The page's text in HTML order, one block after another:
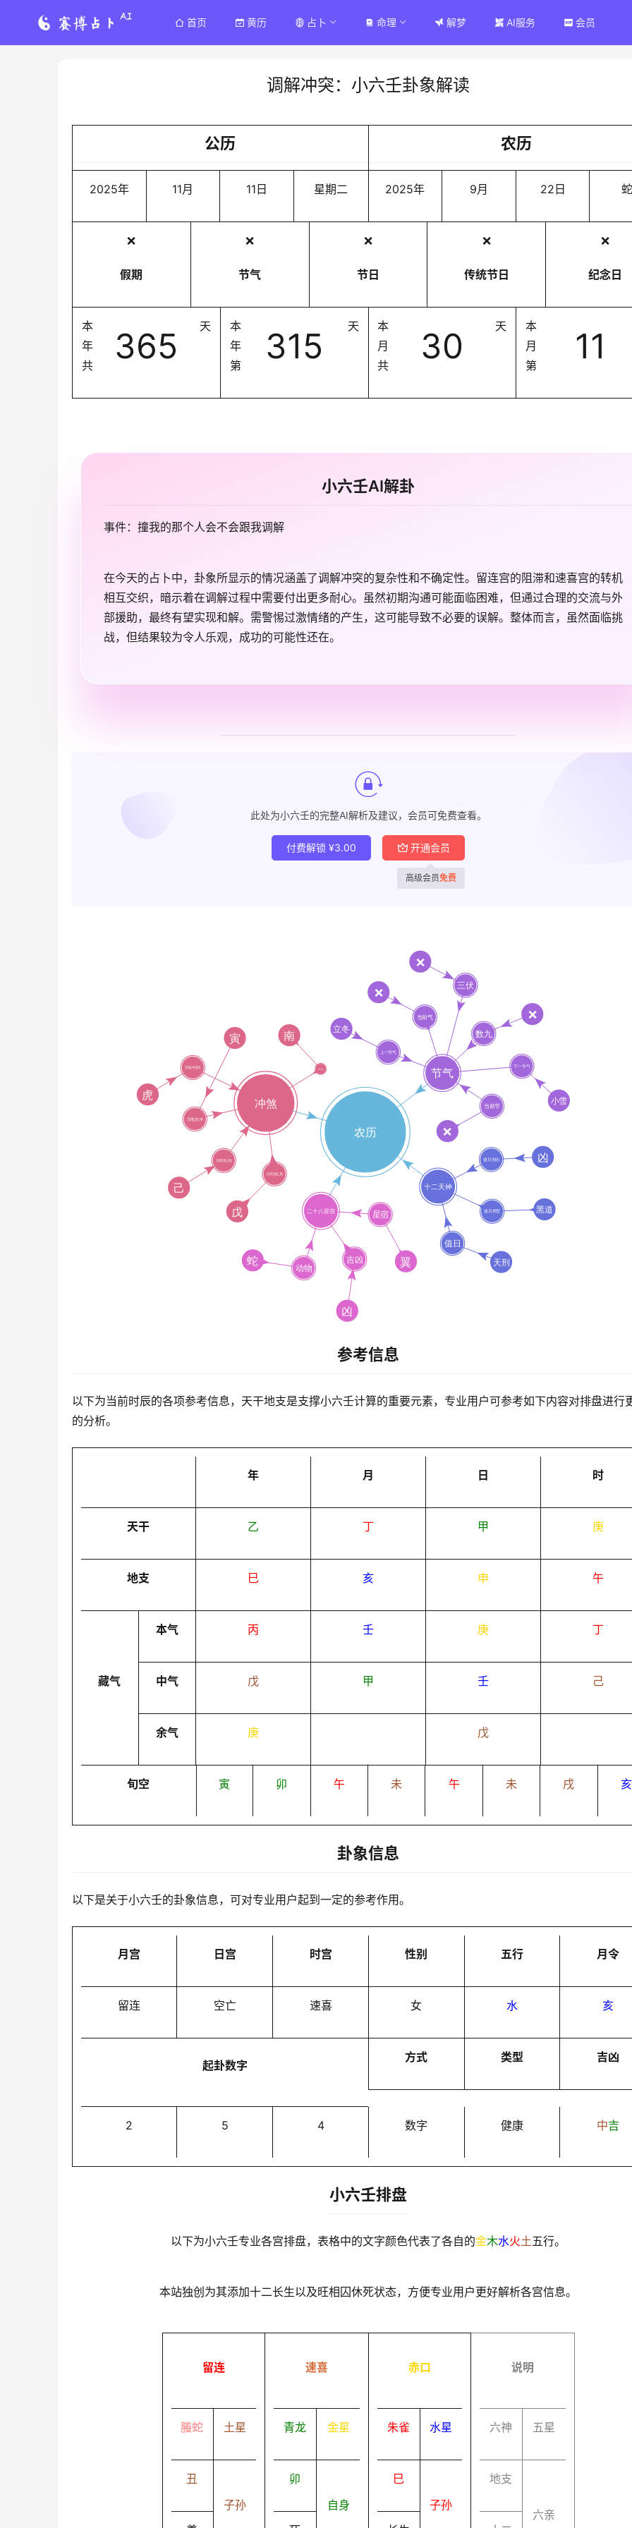
首页 黄历 占卜 命理 解梦 AI服务 会员
调解冲突：小六壬卦象解读
公历
2025年 11月 11日 星期二
农历
2025年 9月 22日 蛇
❌
假期
❌
节气
❌
节日
❌
传统节日
❌
纪念日
本
年
共
365 天
本
年
第
315 天
本
月
共
30 天
本
月
第
11
小六壬AI解卦
事件：撞我的那个人会不会跟我调解
在今天的占卜中，卦象所显示的情况涵盖了调解冲突的复杂性和不确定性。留连宫的阻滞和速喜宫的转机
相互交织，暗示着在调解过程中需要付出更多耐心。虽然初期沟通可能面临困难，但通过合理的交流与外
部援助，最终有望实现和解。需警惕过激情绪的产生，这可能导致不必要的误解。整体而言，虽然面临挑
战，但结果较为令人乐观，成功的可能性还在。
此处为小六壬的完整AI解析及建议，会员可免费查看。
付费解锁 ¥3.00 开通会员
高级会员免费
参考信息
以下为当前时辰的各项参考信息，天干地支是支撑小六壬计算的重要元素，专业用户可参考如下内容对排盘进行
的分析。
年 月 日 时
天干 乙 丁 甲 庚
地支 巳 亥 申 午
本气 丙 壬 庚 丁
藏气 中气 戊 甲 壬 己
余气 庚 戊
旬空 寅 卯 午 未 午 未 戌 亥
卦象信息
以下是关于小六壬的卦象信息，可对专业用户起到一定的参考作用。
月宫 日宫 时宫 性别 五行 月令
留连 空亡 速喜 女 水 亥
起卦数字
方式 类型 吉凶
2 5 4 数字 健康 中吉
小六壬排盘
以下为小六壬专业各宫排盘，表格中的文字颜色代表了各自的金木水火土五行。
本站独创为其添加十二长生以及旺相囚休死状态，方便专业用户更好解析各宫信息。
留连
螣蛇 土星
丑
子孙
速喜
青龙 金星
卯
自身
赤口
朱雀 水星
巳
子孙
说明
六神 五星
地支
六亲